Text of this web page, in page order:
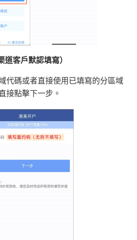
客戶默認填寫）
代碼或者直接使用已填寫的分區域
接點擊下一步。